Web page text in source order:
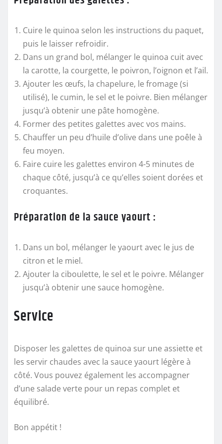
Cuire le quinoa selon les instructions du paquet,
puis le laisser refroidir.
Dans un grand bol, mélanger le quinoa cuit avec
la carotte, la courgette, le poivron, l’oignon et l’ail.
Ajouter les œufs, la chapelure, le fromage (si
utilisé), le cumin, le sel et le poivre. Bien mélanger
jusqu’à obtenir une pâte homogène.
Former des petites galettes avec vos mains.
Chauffer un peu d’huile d’olive dans une poêle à
feu moyen.
Faire cuire les galettes environ 4-5 minutes de
chaque côté, jusqu’à ce qu’elles soient dorées et
croquantes.
Préparation de la sauce yaourt :
Dans un bol, mélanger le yaourt avec le jus de
citron et le miel.
Ajouter la ciboulette, le sel et le poivre. Mélanger
jusqu’à obtenir une sauce homogène.
Service
Disposer les galettes de quinoa sur une assiette et
les servir chaudes avec la sauce yaourt légère à
côté. Vous pouvez également les accompagner
d’une salade verte pour un repas complet et
équilibré.
Bon appétit !